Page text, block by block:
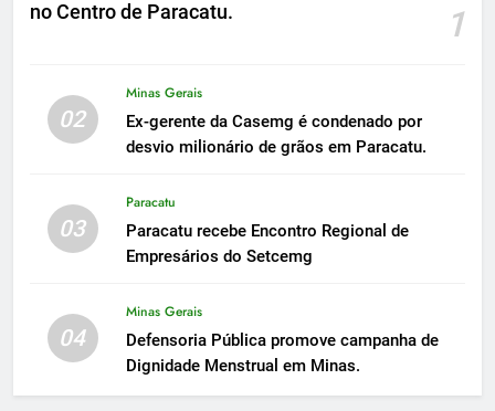
no Centro de Paracatu.
1
02
Minas Gerais
Ex-gerente da Casemg é condenado por
desvio milionário de grãos em Paracatu.
03
Paracatu
Paracatu recebe Encontro Regional de
Empresários do Setcemg
04
Minas Gerais
Defensoria Pública promove campanha de
Dignidade Menstrual em Minas.